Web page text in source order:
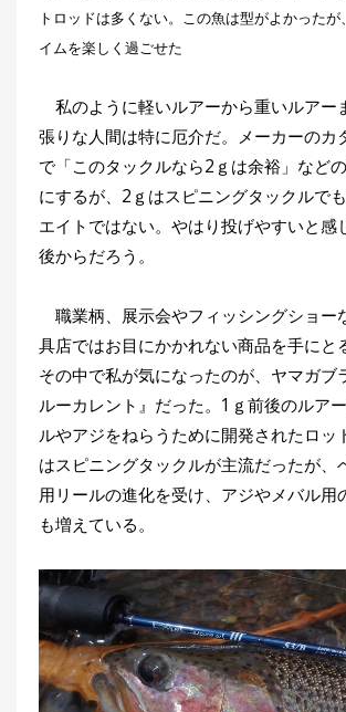
トロッドは多くない。この魚は型がよかったが
イムを楽しく過ごせた
私のように軽いルアーから重いルアー
張りな人間は特に厄介だ。メーカーのカ
で「このタックルなら2ｇは余裕」など
にするが、2ｇはスピニングタックルで
エイトではない。やはり投げやすいと感
後からだろう。
職業柄、展示会やフィッシングショー
具店ではお目にかかれない商品を手にと
その中で私が気になったのが、ヤマガブ
ルーカレント』だった。1ｇ前後のルア
ルやアジをねらうために開発されたロッ
はスピニングタックルが主流だったが、
用リールの進化を受け、アジやメバル用
も増えている。